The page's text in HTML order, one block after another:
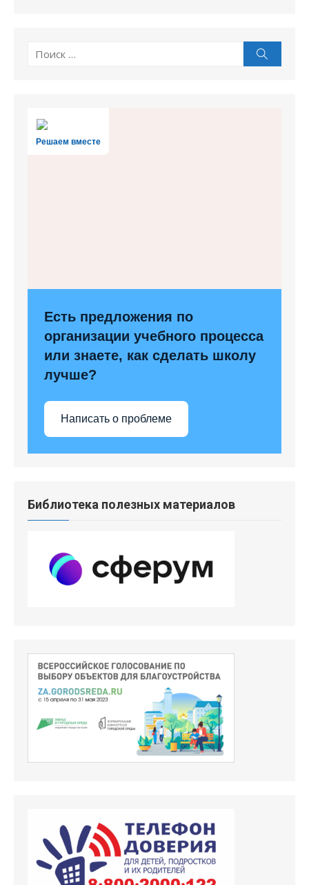
Поиск
Решаем вместе
Есть предложения по
организации учебного процесса
или знаете, как сделать школу
лучше?
Написать о проблеме
Библиотека полезных материалов